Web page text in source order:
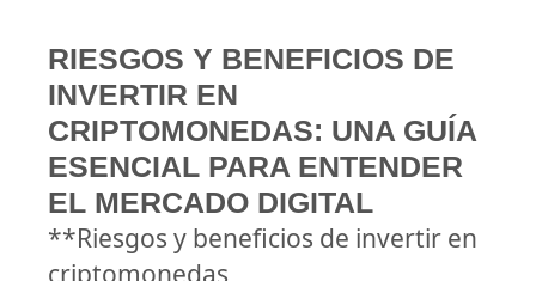
RIESGOS Y BENEFICIOS DE
INVERTIR EN
CRIPTOMONEDAS: UNA GUÍA
ESENCIAL PARA ENTENDER
EL MERCADO DIGITAL
**Riesgos y beneficios de invertir en
criptomonedas